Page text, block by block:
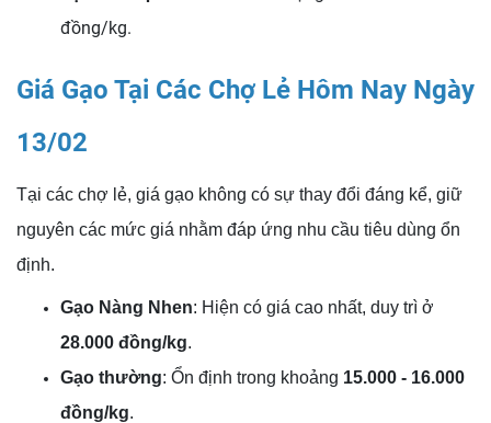
đồng/kg.
Giá Gạo Tại Các Chợ Lẻ Hôm Nay Ngày
13/02
Tại các chợ lẻ, giá gạo không có sự thay đổi đáng kể, giữ
nguyên các mức giá nhằm đáp ứng nhu cầu tiêu dùng ổn
định.
Gạo Nàng Nhen: Hiện có giá cao nhất, duy trì ở
28.000 đồng/kg.
Gạo thường: Ổn định trong khoảng 15.000 - 16.000
đồng/kg.